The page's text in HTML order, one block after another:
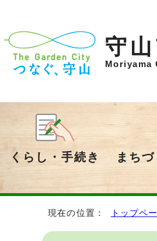
守
Moriyama
くらし・手続き
まち
現在の位置： トップペ